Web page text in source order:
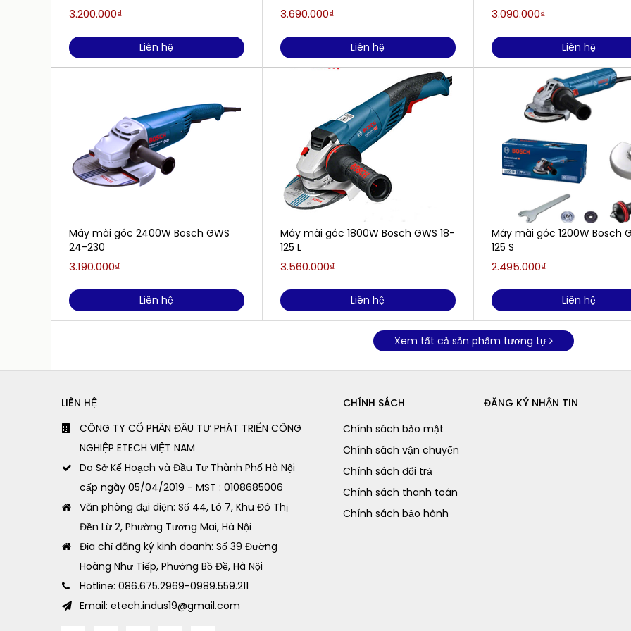
5.0Ah, 1 Sạc)
3.200.000₫
Liên hệ
Máy mài góc 2400W Bosch GWS
24-230
3.190.000₫
Liên hệ
3.690.000₫
Liên hệ
Máy mài góc 1800W Bosch GWS 18-
125 L
3.560.000₫
Liên hệ
3.090.000₫
Liên hệ
Máy mài góc 1200W Bosch
125 S
2.495.000₫
Liên hệ
Xem tất cả sản phẩm tương tự
LIÊN HỆ
CÔNG TY CỔ PHẦN ĐẦU TƯ PHÁT TRIỂN CÔNG
NGHIỆP ETECH VIỆT NAM
Do Sở Kế Hoạch và Đầu Tư Thành Phố Hà Nội
cấp ngày 05/04/2019 - MST : 0108685006
Văn phòng đại diện: Số 44, Lô 7, Khu Đô Thị
Đền Lừ 2, Phường Tương Mai, Hà Nội
Địa chỉ đăng ký kinh doanh: Số 39 Đường
Hoàng Như Tiếp, Phường Bồ Đề, Hà Nội
Hotline: 086.675.2969-0989.559.211
Email: etech.indus19@gmail.com
CHÍNH SÁCH
Chính sách bảo mật
Chính sách vận chuyển
Chính sách đổi trả
Chính sách thanh toán
Chính sách bảo hành
ĐĂNG KÝ NHẬN TIN